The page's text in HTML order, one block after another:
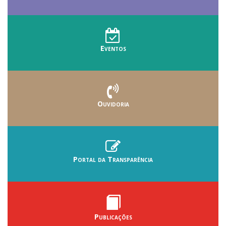
Eventos
Ouvidoria
Portal da Transparência
Publicações